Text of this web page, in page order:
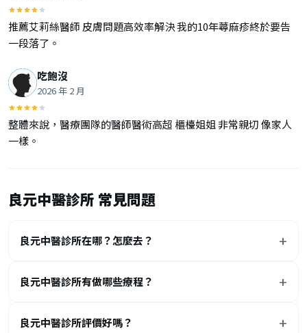
推薦艾莉絲醫師 皮膚問題高效率解決 我的10年蕁麻疹終於要告
一段落了。
吃飽沒
2026 年 2 月
整體來說，醫療團隊的醫師醫術高超 櫃檯姐姐 非常親切 像家人
一樣。
良元中醫診所 常見問題
良元中醫診所在哪？怎麼去？
良元中醫診所有做哪些療程？
良元中醫診所評價好嗎？